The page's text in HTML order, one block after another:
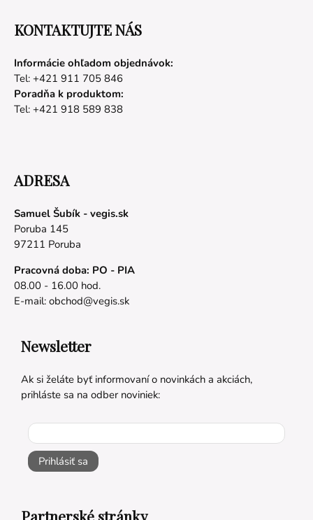
KONTAKTUJTE NÁS
Informácie ohľadom objednávok:
Tel: +421 911 705 846
Poradňa k produktom:
Tel: +421 918 589 838
ADRESA
Samuel Šubík - vegis.sk
Poruba 145
97211 Poruba
Pracovná doba: PO - PIA
08.00 - 16.00 hod.
E-mail: obchod@vegis.sk
Newsletter
Ak si želáte byť informovaní o novinkách a akciách,
prihláste sa na odber noviniek:
Prihlásiť sa
Partnerské stránky